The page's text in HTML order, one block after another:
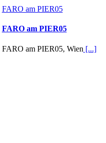
FARO am PIER05
FARO am PIER05
FARO am PIER05, Wien [...]